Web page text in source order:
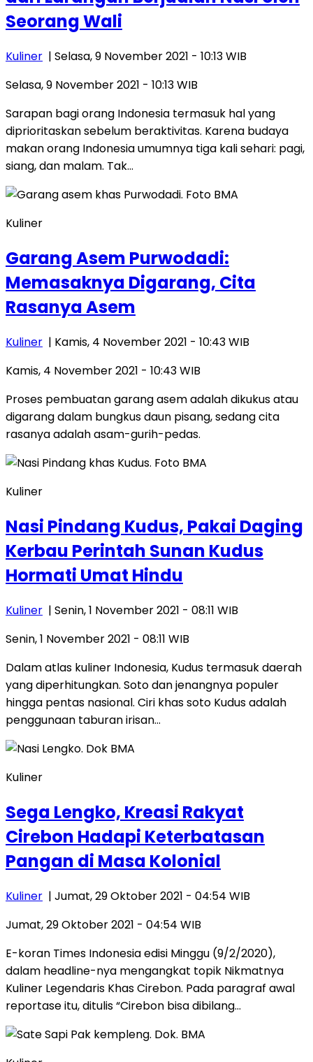
Seorang Wali
Kuliner | Selasa, 9 November 2021 - 10:13 WIB
Selasa, 9 November 2021 - 10:13 WIB
Sarapan bagi orang Indonesia termasuk hal yang
diprioritaskan sebelum beraktivitas. Karena budaya
makan orang Indonesia umumnya tiga kali sehari: pagi,
siang, dan malam. Tak…
Kuliner
Garang Asem Purwodadi:
Memasaknya Digarang, Cita
Rasanya Asem
Kuliner | Kamis, 4 November 2021 - 10:43 WIB
Kamis, 4 November 2021 - 10:43 WIB
Proses pembuatan garang asem adalah dikukus atau
digarang dalam bungkus daun pisang, sedang cita
rasanya adalah asam-gurih-pedas.
Kuliner
Nasi Pindang Kudus, Pakai Daging
Kerbau Perintah Sunan Kudus
Hormati Umat Hindu
Kuliner | Senin, 1 November 2021 - 08:11 WIB
Senin, 1 November 2021 - 08:11 WIB
Dalam atlas kuliner Indonesia, Kudus termasuk daerah
yang diperhitungkan. Soto dan jenangnya populer
hingga pentas nasional. Ciri khas soto Kudus adalah
penggunaan taburan irisan…
Kuliner
Sega Lengko, Kreasi Rakyat
Cirebon Hadapi Keterbatasan
Pangan di Masa Kolonial
Kuliner | Jumat, 29 Oktober 2021 - 04:54 WIB
Jumat, 29 Oktober 2021 - 04:54 WIB
E-koran Times Indonesia edisi Minggu (9/2/2020),
dalam headline-nya mengangkat topik Nikmatnya
Kuliner Legendaris Khas Cirebon. Pada paragraf awal
reportase itu, ditulis “Cirebon bisa dibilang…